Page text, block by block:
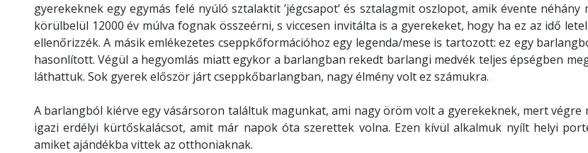
gyerekeknek egy egymás felé nyúló sztalaktit ’jégcsapot’ és sztalagmit oszlopot, amik évente
körülbelül 12000 év múlva fognak összeérni, s viccesen invitálta is a gyerekeket, hogy ha ez az idő
ellenőrizzék. A másik emlékezetes cseppkőformációhoz egy legenda/mese is tartozott: ez egy
hasonlított. Végül a hegyomlás miatt egykor a barlangban rekedt barlangi medvék teljes épségben
láthattuk. Sok gyerek először járt cseppkőbarlangban, nagy élmény volt ez számukra.
A barlangból kiérve egy vásársoron találtuk magunkat, ami nagy öröm volt a gyerekeknek, mert végre
igazi erdélyi kürtőskalácsot, amit már napok óta szerettek volna. Ezen kívül alkalmuk nyílt helyi
amiket ajándékba vittek az otthoniaknak.